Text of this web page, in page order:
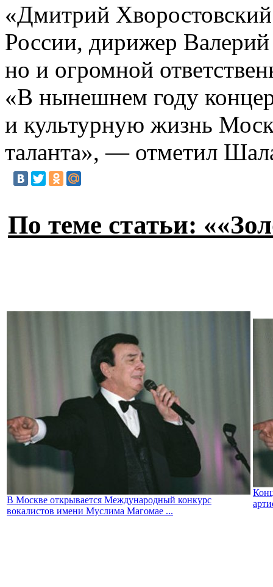
«Дмитрий
России, дирижер
но и огромной
«В нынешнем году
и культурную жизнь
таланта», — отметил
По теме статьи:
В Москве открывается Международный конкурс
вокалистов имени Муслима Магомае ...